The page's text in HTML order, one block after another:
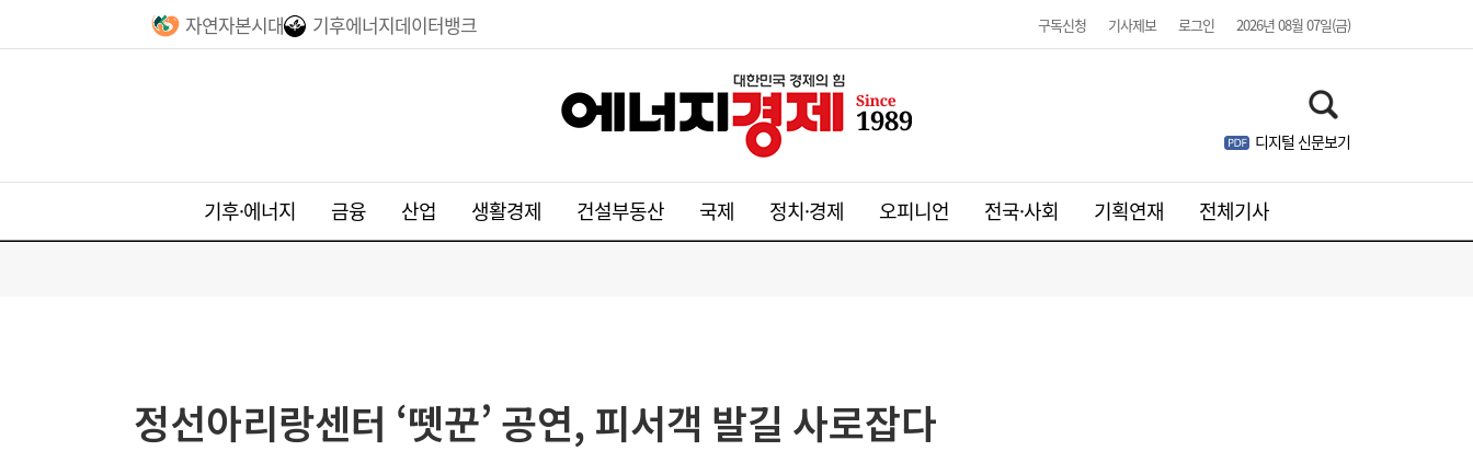
자연자본시대 기후에너지데이터뱅크 구독신청 기사제보 로그인 2026년 08월 07일(금)
디지털 신문보기
기후·에너지 금융 산업 생활경제 건설부동산 국제 정치·경제 오피니언 전국·사회 기획연재 전체기사
정선아리랑센터 ‘뗏꾼’ 공연, 피서객 발길 사로잡다